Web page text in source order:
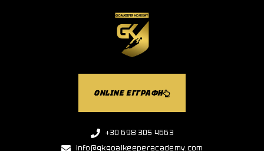
ONLINE ΕΓΓΡΑΦΗ
+30 698 305 4663
info@gkgoalkeeperacademy.com